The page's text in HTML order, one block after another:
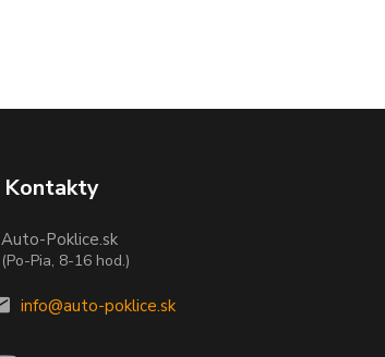
Kontakty
Auto-Poklice.sk
(Po-Pia, 8-16 hod.)
info@auto-poklice.sk